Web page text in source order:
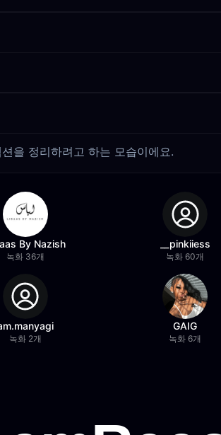
을 정리하려고 하는 모습이에요.
By Nazish
녹화 36개
__pinkiiess
녹화 60개
녹화 2개
GAIG
녹화 6개